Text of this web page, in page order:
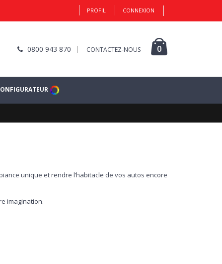
PROFIL CONNEXION
0800 943 870 CONTACTEZ-NOUS 0
unique et rendre l’habitacle de vos autos encore
imagination.